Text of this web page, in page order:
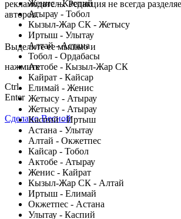
Женис - Каспий
Атырау - Тобол
Кызыл-Жар СК - Жетысу
Иртыш - Улытау
Алтай - Астана
Тобол - Ордабасы
Актобе - Кызыл-Жар СК
Кайрат - Кайсар
Елимай - Женис
Жетысу - Атырау
Жетысу - Атырау
Каспий - Иртыш
Астана - Улытау
Алтай - Окжетпес
Кайсар - Тобол
Актобе - Атырау
Женис - Кайрат
Кызыл-Жар СК - Алтай
Иртыш - Елимай
Окжетпес - Астана
Улытау - Каспий
рекламодатель. Редакция не всегда
авторов.
Заметили ошибку в тексте?
Выделите ее мышью и
нажмите
Ctrl
Enter
Сделано Весной